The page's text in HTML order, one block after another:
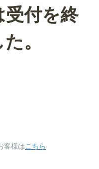
付を終
。
客様はこちら